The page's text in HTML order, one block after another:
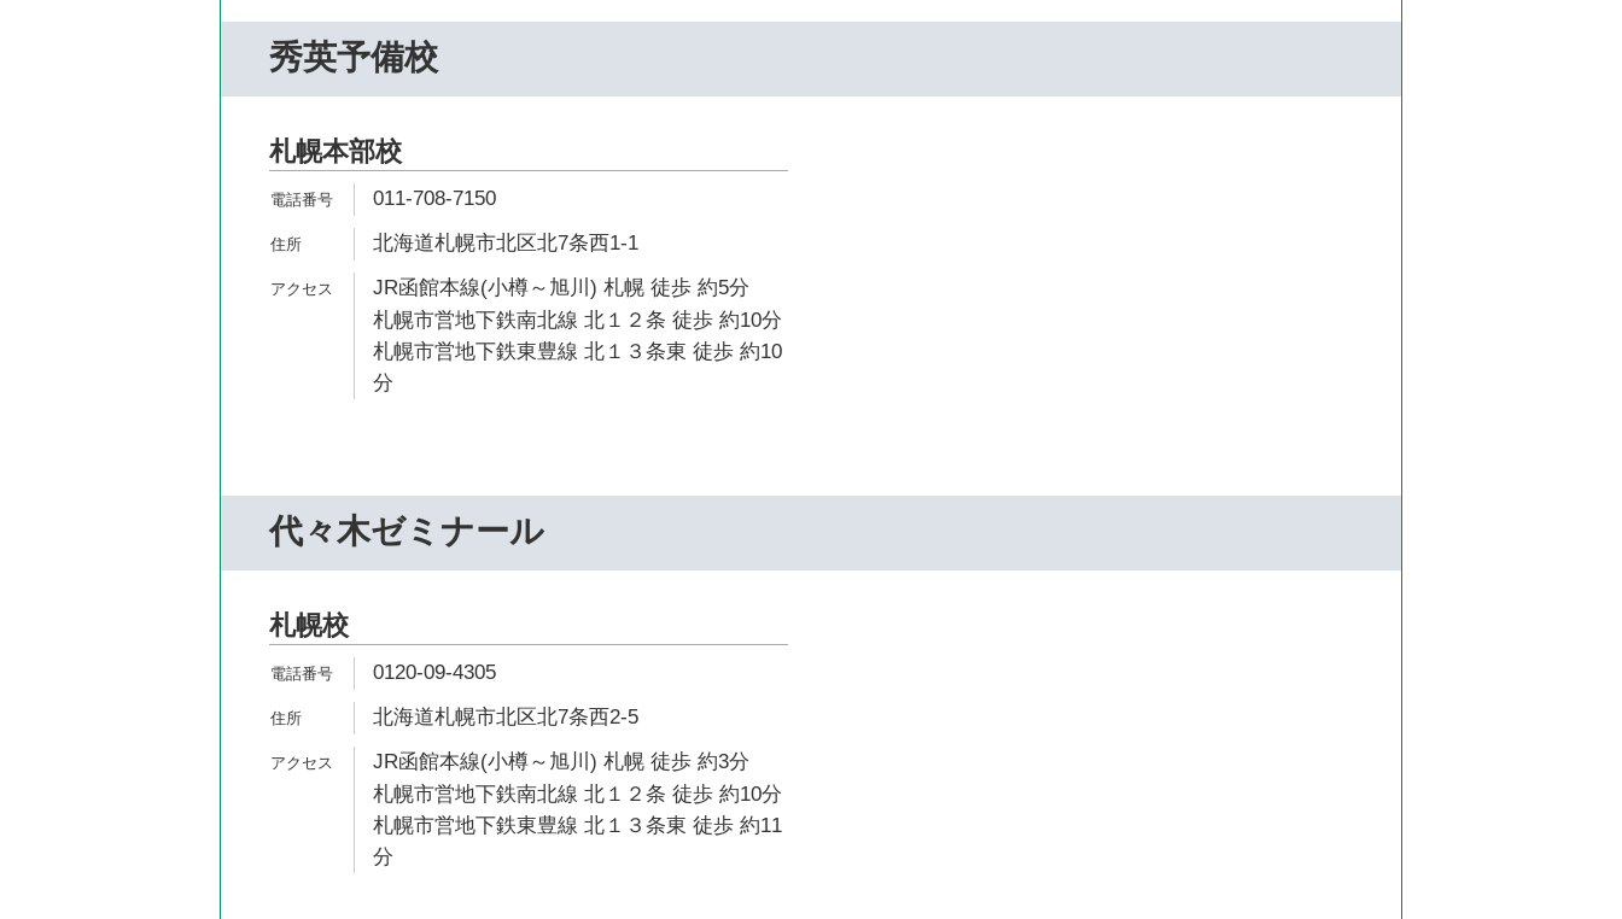
秀英予備校
札幌本部校
011-708-7150
北海道札幌市北区北7条西1-1
JR函館本線(小樽～旭川) 札幌 徒歩 約5分
札幌市営地下鉄南北線 北１２条 徒歩 約10分
札幌市営地下鉄東豊線 北１３条東 徒歩 約10
分
代々木ゼミナール
札幌校
0120-09-4305
北海道札幌市北区北7条西2-5
JR函館本線(小樽～旭川) 札幌 徒歩 約3分
札幌市営地下鉄南北線 北１２条 徒歩 約10分
札幌市営地下鉄東豊線 北１３条東 徒歩 約11
分